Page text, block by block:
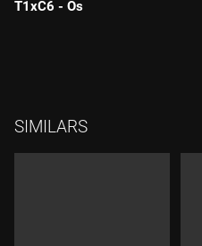
T1xC6 - Os
SIMILARS